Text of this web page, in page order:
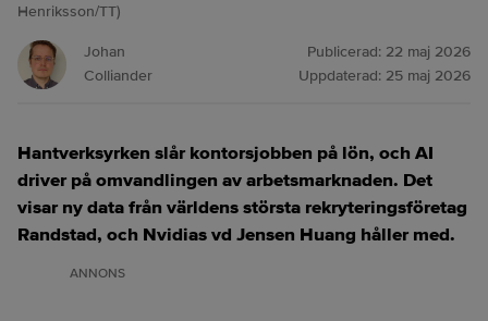
Henriksson/TT)
Johan
Colliander
Publicerad: 22 maj 2026
Uppdaterad: 25 maj 2026
Hantverksyrken slår kontorsjobben på lön, och AI
driver på omvandlingen av arbetsmarknaden. Det
visar ny data från världens största rekryteringsföretag
Randstad, och Nvidias vd Jensen Huang håller med.
ANNONS